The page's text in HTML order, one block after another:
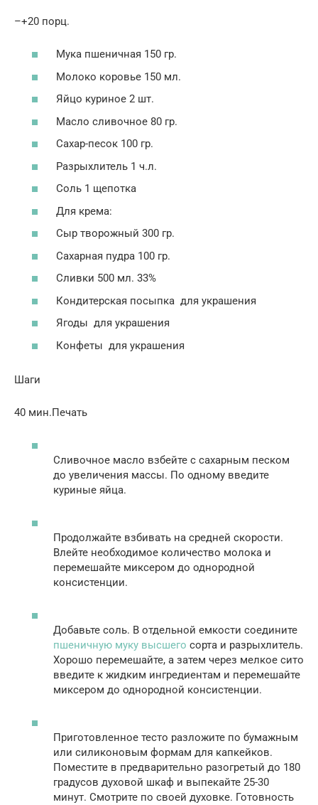
–+20 порц.
Мука пшеничная 150 гр.
Молоко коровье 150 мл.
Яйцо куриное 2 шт.
Масло сливочное 80 гр.
Сахар-песок 100 гр.
Разрыхлитель 1 ч.л.
Соль 1 щепотка
Для крема:
Сыр творожный 300 гр.
Сахарная пудра 100 гр.
Сливки 500 мл. 33%
Кондитерская посыпка для украшения
Ягоды для украшения
Конфеты для украшения
Шаги
40 мин.Печать
Сливочное масло взбейте с сахарным песком
до увеличения массы. По одному введите
куриные яйца.
Продолжайте взбивать на средней скорости.
Влейте необходимое количество молока и
перемешайте миксером до однородной
консистенции.
Добавьте соль. В отдельной емкости соедините
пшеничную муку высшего сорта и разрыхлитель.
Хорошо перемешайте, а затем через мелкое сито
введите к жидким ингредиентам и перемешайте
миксером до однородной консистенции.
Приготовленное тесто разложите по бумажным
или силиконовым формам для капкейков.
Поместите в предварительно разогретый до 180
градусов духовой шкаф и выпекайте 25-30
минут. Смотрите по своей духовке. Готовность